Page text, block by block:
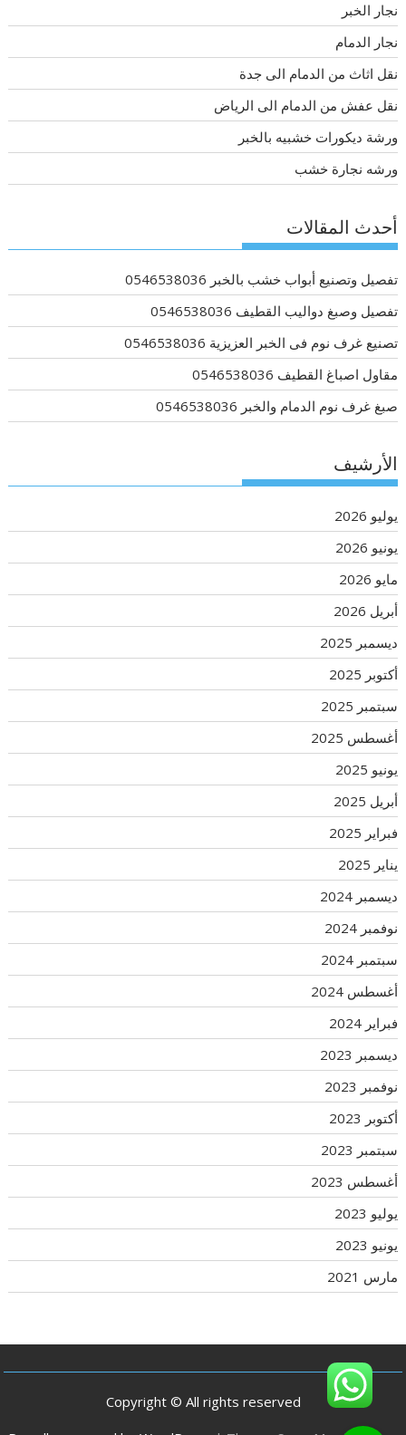
نجار الخبر
نجار الدمام
نقل اثاث من الدمام الى جدة
نقل عفش من الدمام الى الرياض
ورشة ديكورات خشبيه بالخبر
ورشه نجارة خشب
أحدث المقالات
تفصيل وتصنيع أبواب خشب بالخبر 0546538036
تفصيل وصبغ دواليب القطيف 0546538036
تصنيع غرف نوم فى الخبر العزيزية 0546538036
مقاول اصباغ القطيف 0546538036
صبغ غرف نوم الدمام والخبر 0546538036
الأرشيف
يوليو 2026
يونيو 2026
مايو 2026
أبريل 2026
ديسمبر 2025
أكتوبر 2025
سبتمبر 2025
أغسطس 2025
يونيو 2025
أبريل 2025
فبراير 2025
يناير 2025
ديسمبر 2024
نوفمبر 2024
سبتمبر 2024
أغسطس 2024
فبراير 2024
ديسمبر 2023
نوفمبر 2023
أكتوبر 2023
سبتمبر 2023
أغسطس 2023
يوليو 2023
يونيو 2023
مارس 2021
Copyright © All rights reserved